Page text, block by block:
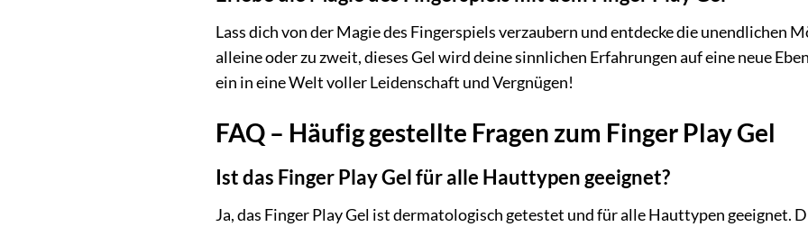
Lass dich von der Magie des Fingerspiels verzaubern und entdecke die unendlichen
alleine oder zu zweit, dieses Gel wird deine sinnlichen Erfahrungen auf eine neue
ein in eine Welt voller Leidenschaft und Vergnügen!
FAQ – Häufig gestellte Fragen zum Finger Play Gel
Ist das Finger Play Gel für alle Hauttypen geeignet?
Ja, das Finger Play Gel ist dermatologisch getestet und für alle Hauttypen geeignet.